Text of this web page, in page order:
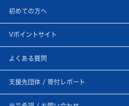
初めての方へ
Vポイントサイト
よくある質問
支援先団体 / 寄付レポート